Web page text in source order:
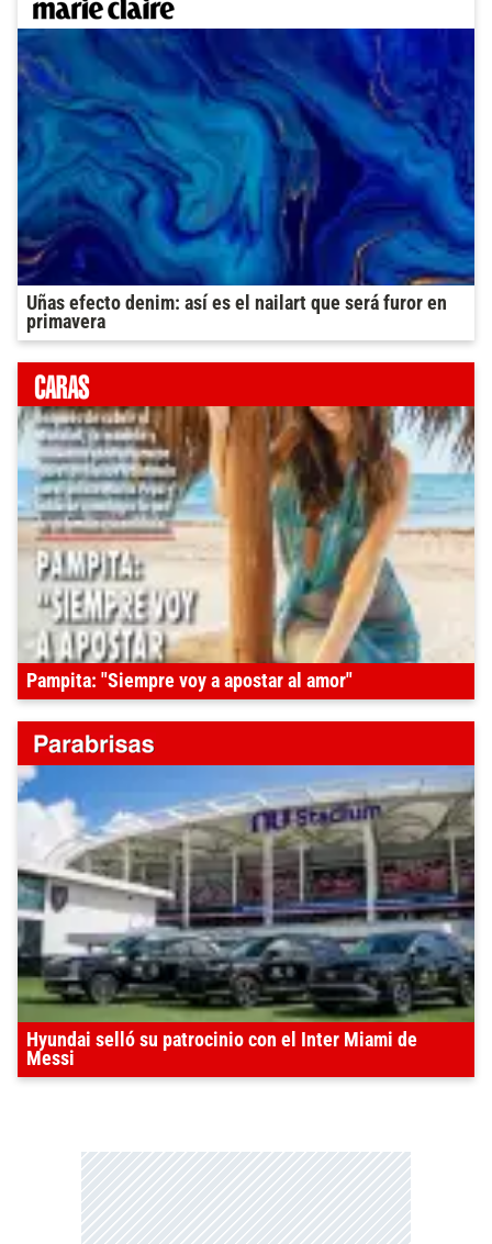
Uñas efecto denim: así es el nailart que será furor en
primavera
Pampita: "Siempre voy a apostar al amor"
Hyundai selló su patrocinio con el Inter Miami de
Messi